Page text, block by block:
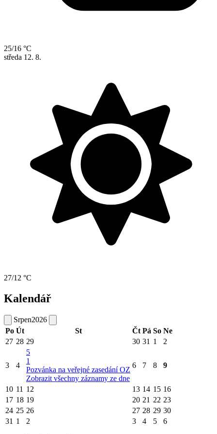
25/16 °C
středa 12. 8.
27/12 °C
Kalendář
Srpen2026
Po Út St Čt Pá So Ne
27 28 29 30 31 1 2
3 4
5
1
Pozvánka na veřejné zasedání OZ
Zobrazit všechny záznamy ze dne
6 7 8 9
10 11 12 13 14 15 16
17 18 19 20 21 22 23
24 25 26 27 28 29 30
31 1 2 3 4 5 6